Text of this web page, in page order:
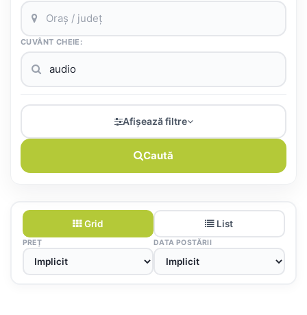
CUVÂNT CHEIE:
Afișează filtre
Caută
Grid List
PREȚ DATA POSTĂRII